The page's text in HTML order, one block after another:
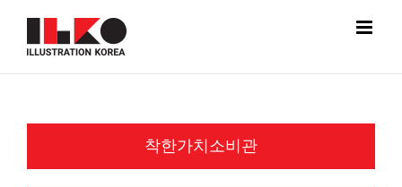
content
착한가치소비관